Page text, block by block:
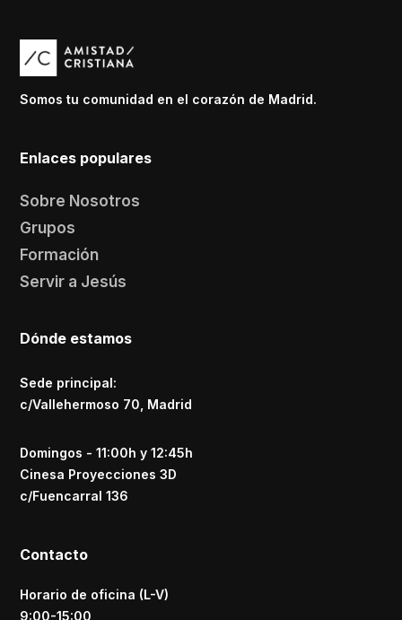
Somos tu comunidad en el corazón de Madrid.
Enlaces populares
Sobre Nosotros
Grupos
Formación
Servir a Jesús
Dónde estamos
Sede principal:
c/Vallehermoso 70, Madrid
Domingos - 11:00h y 12:45h
Cinesa Proyecciones 3D
c/Fuencarral 136
Contacto
Horario de oficina (L-V)
9:00-15:00